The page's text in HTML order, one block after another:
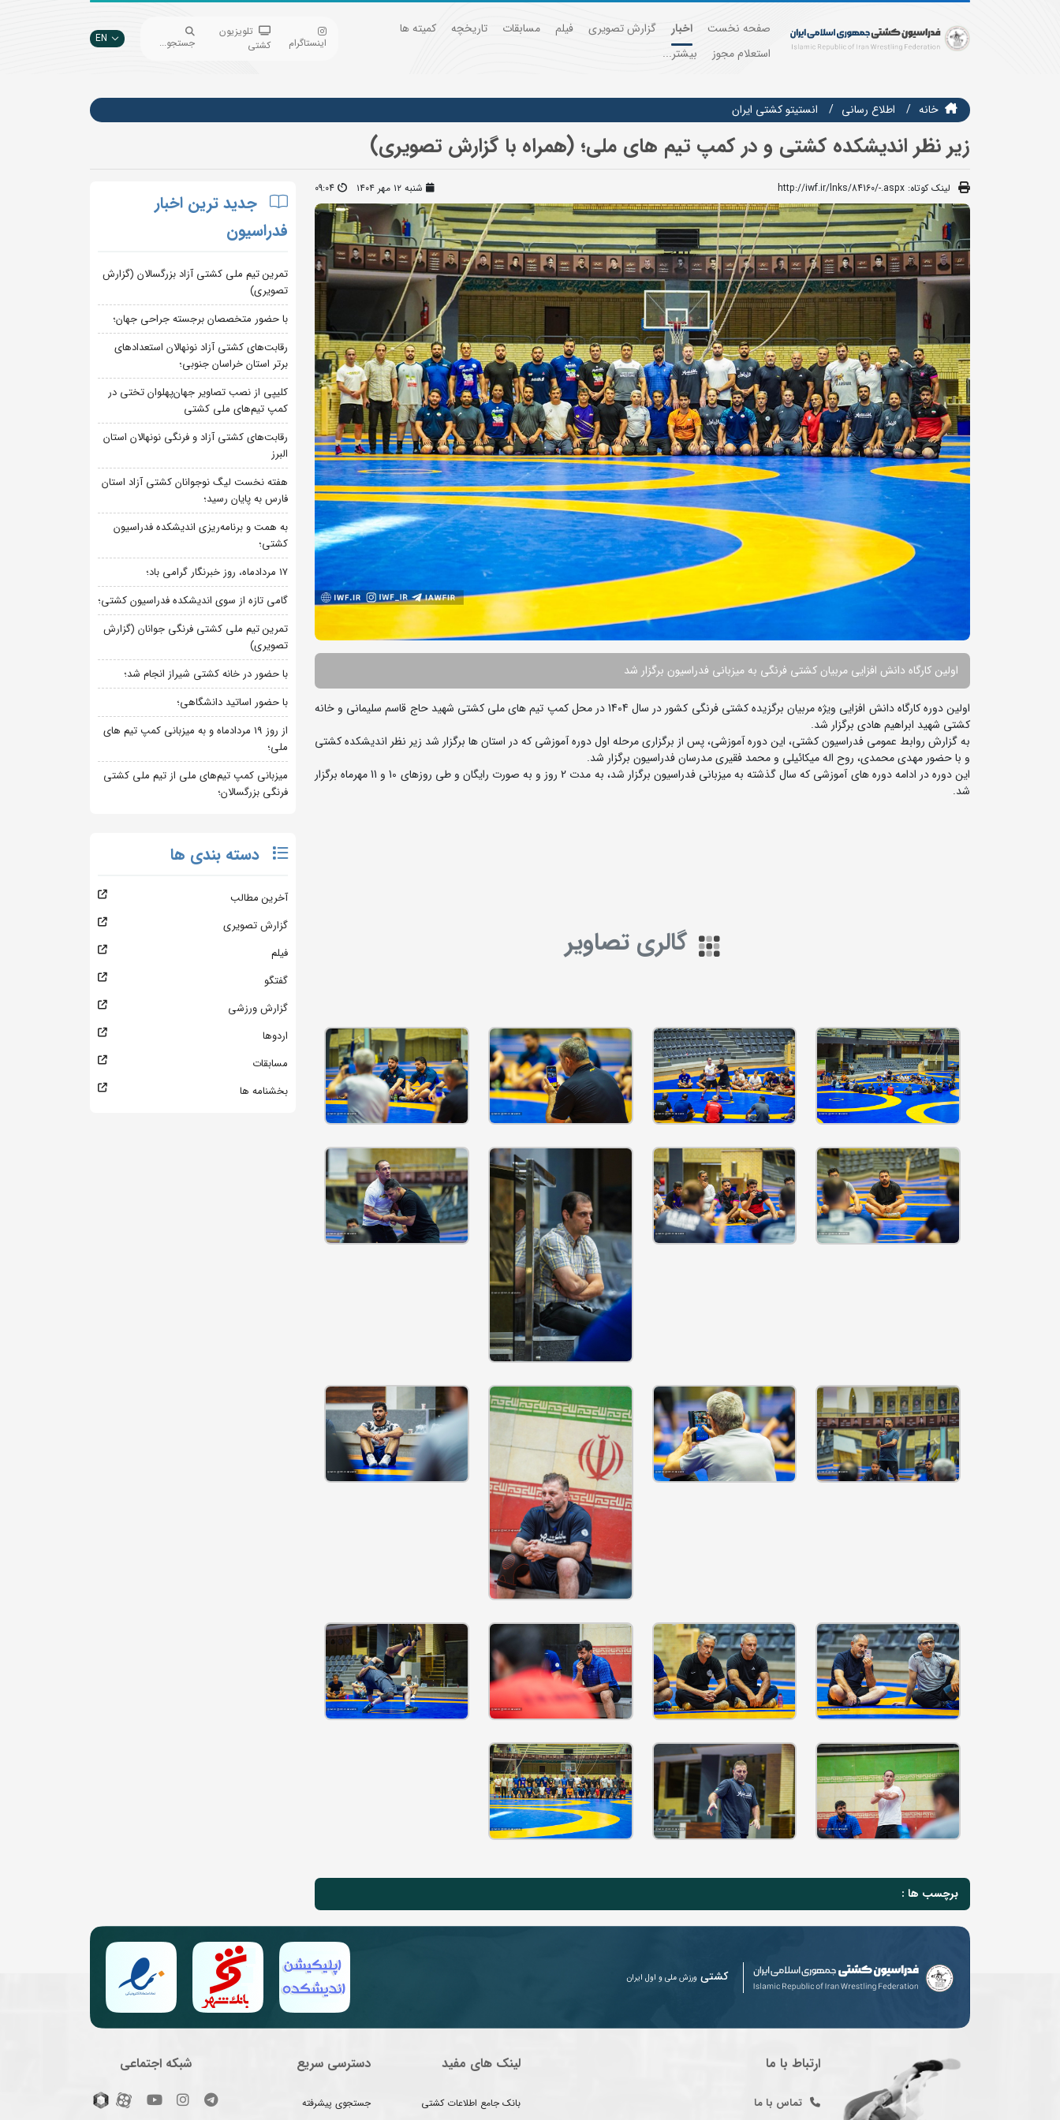
صفحه نخست اخبار گزارش تصویری فیلم مسابقات تاریخچه
کمیته ها
استعلام مجوز
بیشتر...
اینستاگرام
تلویزیون
کشتی
جستجو... EN
خانه اطلاع رسانی انستيتو كشتي ايران
زیر نظر اندیشکده کشتی و در کمپ تیم های ملی؛ (همراه با گزارش تصویری)
لینک کوتاه: http://iwf.ir/lnks/84160/-.aspx شنبه ۱۲ مهر ۱۴۰۴ 09:04
اولین کارگاه دانش افزایی مربیان کشتی فرنگی به میزبانی فدراسیون برگزار شد
اولین دوره کارگاه دانش افزایی ویژه مربیان برگزیده کشتی فرنگی کشور در سال 1404 در محل کمپ تیم های ملی کشتی شهید حاج قاسم سلیمانی و خانه
کشتی شهید ابراهیم هادی برگزار شد.
به گزارش روابط عمومی فدراسیون کشتی، این دوره آموزشی، پس از برگزاری مرحله اول دوره آموزشی که در استان ها برگزار شد زیر نظر اندیشکده کشتی
و با حضور مهدی محمدی، روح اله میکائیلی و محمد فقیری مدرسان فدراسیون برگزار شد.
این دوره در ادامه دوره های آموزشی که سال گذشته به میزبانی فدراسیون برگزار شد، به مدت 2 روز و به صورت رایگان و طی روزهای 10 و 11 مهرماه برگزار
شد.
گالری تصاویر
برچسب ها :
جدید ترین اخبار
فدراسیون
تمرین تیم ملی کشتی آزاد بزرگسالان (گزارش
تصویری)
با حضور متخصصان برجسته جراحی جهان؛
رقابت‌های کشتی آزاد نونهالان استعدادهای
برتر استان خراسان جنوبی؛
کلیپی از نصب تصاویر جهان‌پهلوان تختی در
کمپ تیم‌های ملی کشتی
رقابت‌های کشتی آزاد و فرنگی نونهالان استان
البرز
هفته نخست لیگ نوجوانان کشتی آزاد استان
فارس به پایان رسید؛
به همت و برنامه‌ریزی اندیشکده فدراسیون
کشتی؛
۱۷ مردادماه، روز خبرنگار گرامی باد؛
گامی تازه از سوی اندیشکده فدراسیون کشتی؛
تمرین تیم ملی کشتی فرنگی جوانان (گزارش
تصویری)
با حضور در خانه کشتی شیراز انجام شد؛
با حضور اساتید دانشگاهی؛
از روز 19 مردادماه و به میزبانی کمپ تیم های
ملی؛
میزبانی کمپ تیم‌های ملی از تیم ملی کشتی
فرنگی بزرگسالان؛
دسته بندی ها
آخرین مطالب
گزارش تصویری
فیلم
گفتگو
گزارش ورزشی
اردوها
مسابقات
بخشنامه ها
کشتی ورزش ملی و اول ایران
ارتباط با ما
تماس با ما
لینک های مفید
بانک جامع اطلاعات کشتی
دسترسی سریع
جستجوی پیشرفته
شبکه اجتماعی